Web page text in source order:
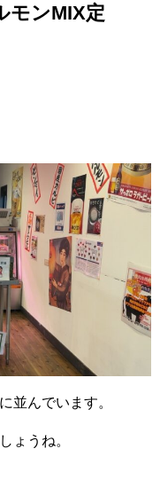
モンMIX定
並んでいます。
ょうね。